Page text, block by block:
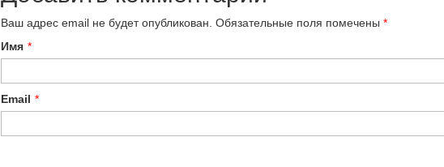
Ваш адрес email не будет опубликован. Обязательные поля помечены *
Имя *
Email *